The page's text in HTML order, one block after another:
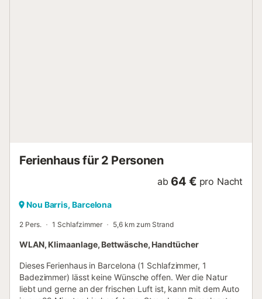
Port Aventura (alle in 1 Stunde mit dem...
Ferienhaus für 2 Personen
ab 64 € pro Nacht
Nou Barris, Barcelona
2 Pers. 1 Schlafzimmer 5,6 km zum Strand
WLAN, Klimaanlage, Bettwäsche, Handtücher
Dieses Ferienhaus in Barcelona (1 Schlafzimmer, 1
Badezimmer) lässt keine Wünsche offen. Wer die Natur
liebt und gerne an der frischen Luft ist, kann mit dem Auto